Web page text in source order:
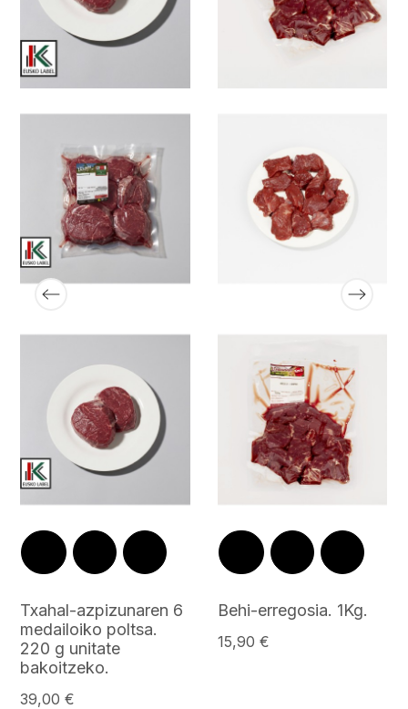
Txahal-azpizunaren 6
medailoiko poltsa.
220 g unitate
bakoitzeko.
39,00 €
Behi-erregosia. 1Kg.
15,90 €